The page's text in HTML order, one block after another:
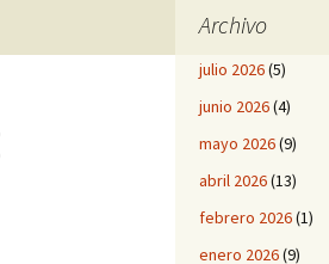
Archivo
julio 2026(5)
junio 2026(4)
mayo 2026(9)
abril 2026(13)
febrero 2026(1)
enero 2026(9)